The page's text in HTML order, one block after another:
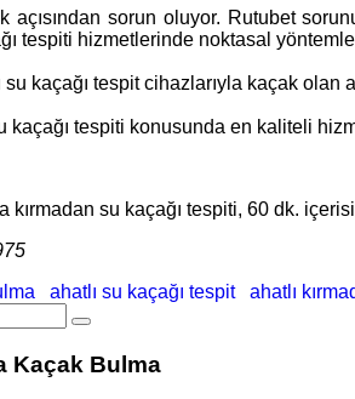
açısından sorun oluyor. Rutubet
tespiti hizmetlerinde noktasal
su kaçağı tespit cihazlarıyla kaçak olan
kaçağı tespiti konusunda en kaliteli
kırmadan su kaçağı tespiti, 60 dk.
ahatlı su kaçağı tespit ahatlı
Kaçak Bulma